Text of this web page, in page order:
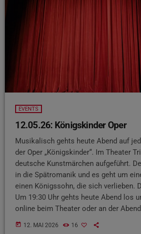
EVENTS
12.05.26: Königskinder Oper
Musikalisch gehts heute Abend auf
der Oper „Königskinder“. Im Theater
deutsche Kunstmärchen aufgeführt.
in die Spätromanik und es geht um
einen Königssohn, die sich verlieben.
Um 19:30 Uhr gehts heute Abend los
online beim Theater oder an der
today 12. MAI 2026 16